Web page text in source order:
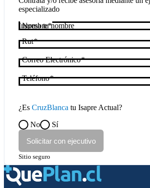
especializado
Nombre
Rut
Correo Electrónico
Teléfono
¿Es CruzBlanca tu Isapre Actual?
No
Sí
Solicitar con ejecutivo
Sitio seguro